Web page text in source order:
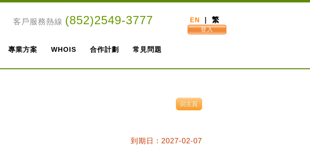
客戶服務熱線 (852)2549-3777
專業方案 WHOIS 合作計劃 常見問題
EN | 繁
登入
到期日 : 2027-02-07